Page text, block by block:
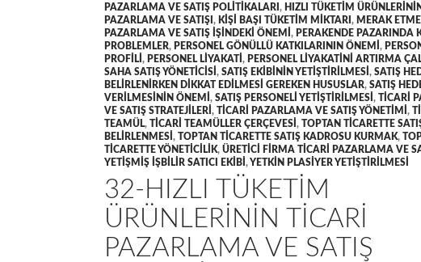
PAZARLAMA VE SATIŞ POLITIKALARI , HIZLI TÜKETIM
PAZARLAMA VE SATIŞI , KIŞI BAŞI TÜKETIM MIKTARI , MERAK
PAZARLAMA VE SATIŞ IŞINDEKI ÖNEMI , PERAKENDE PAZARINDA
PROBLEMLER, PERSONEL GÖNÜLLÜ KATKILARININ ÖNEMI ,
PROFILI , PERSONEL LIYAKATI , PERSONEL LIYAKATINI ARTIRMA
SAHA SATIŞ YÖNETICISI , SATIŞ EKIBININ YETIŞTIRILMESI , SATIŞ
BELIRLENIRKEN DIKKAT EDILMESI GEREKEN HUSUSLAR, SATIŞ
VERILMESININ ÖNEMI , SATIŞ PERSONELI YETIŞTIRILMESI , TICARI
VE SATIŞ STRATEJILERI , TICARI PAZARLAMA VE SATIŞ YÖNETIMI ,
TEAMÜL, TICARI TEAMÜLLER ÇERÇEVESI , TOPTAN TICARETTE
BELIRLENMESI , TOPTAN TICARETTE SATIŞ KADROSU KURMAK,
TICARETTE YÖNETICILIK, ÜRETICI FIRMA TICARI PAZARLAMA VE
YETIŞMIŞ IŞBILIR SATICI EKIBI ,YETKIN PLASIYER YETIŞTIRILMESI
32-HIZLI TÜKETIM
ÜRÜNLERININ TICARI
PAZARLAMA VE SATIŞ